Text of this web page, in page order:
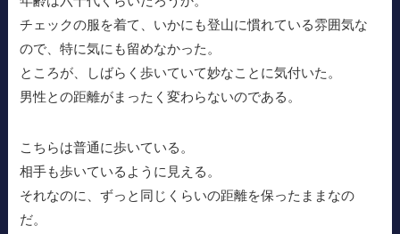
チェックの服を着て、いかにも登山に慣れている雰囲気な
ので、特に気にも留めなかった。
ところが、しばらく歩いていて妙なことに気付いた。
男性との距離がまったく変わらないのである。
こちらは普通に歩いている。
相手も歩いているように見える。
それなのに、ずっと同じくらいの距離を保ったままなの
だ。